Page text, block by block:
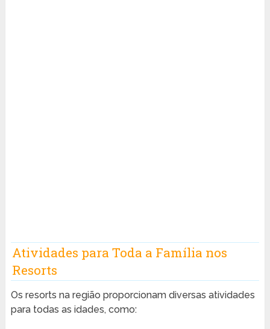
Atividades para Toda a Família nos
Resorts
Os resorts na região proporcionam diversas atividades
para todas as idades, como: